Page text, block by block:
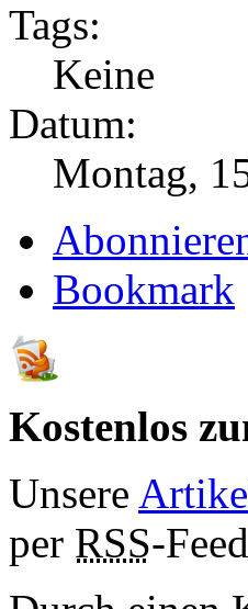
Tags:
Keine
Datum:
Montag,
Bookmark
Kostenlos
Unsere
per RSS-